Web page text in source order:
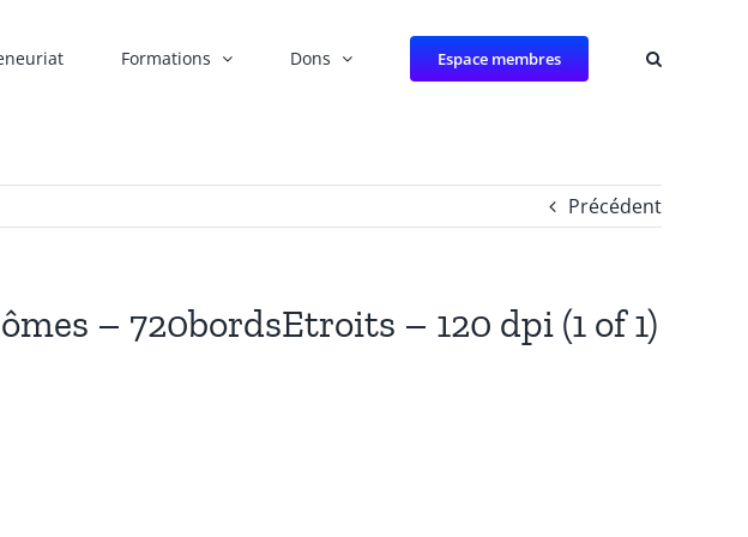
Formations Dons Espace membres
Précédent
– 720bordsEtroits – 120 dpi (1 of 1)